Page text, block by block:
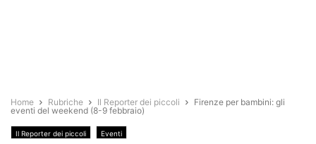
Home Rubriche Il Reporter dei piccoli
Firenze per bambini: gli
eventi del weekend (8-9 febbraio)
Il Reporter dei piccoli Eventi